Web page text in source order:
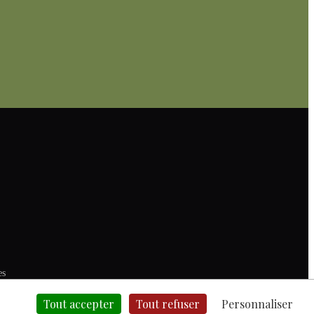
Tout accepter Tout refuser Personnaliser